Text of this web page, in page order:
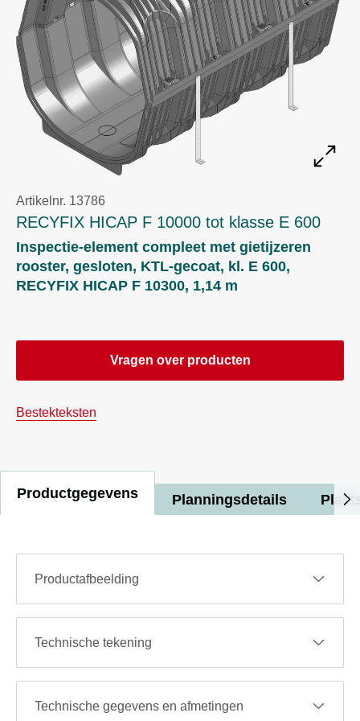
Artikelnr. 13786
RECYFIX HICAP F 10000 tot klasse E 600
Inspectie-element compleet met gietijzeren
rooster, gesloten, KTL-gecoat, kl. E 600,
RECYFIX HICAP F 10300, 1,14 m
Vragen over producten
Bestekteksten
Productgegevens Planningsdetails
Productafbeelding
Technische tekening
Technische gegevens en afmetingen